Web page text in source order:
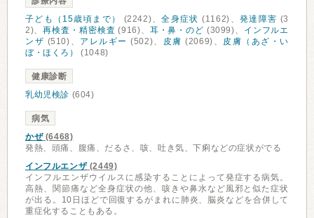
子ども（15歳頃まで）
(2242)、全身症状 (1162)、 発達障害 (3
2)、再検査・精密検査 (916)、 耳・鼻・のど (3099)、 インフルエ
ンザ (510)、 アレルギー (502)、 皮膚 (2069)、 皮膚（あざ・い
ぼ・ほくろ）
(1048)
健康診断
乳幼児検診 (604)
病気
かぜ(6468)
発熱、頭痛、腹痛、だるさ、咳、吐き気、下痢などの症状がでる
インフルエンザ(2449)
インフルエンザウイルスに感染することによって発症する病気。
高熱、関節痛など全身症状の他、咳きや鼻水など風邪と似た症状
が出る。10日ほどで回復するがまれに肺炎、脳炎などを合併して
重症化することもある。